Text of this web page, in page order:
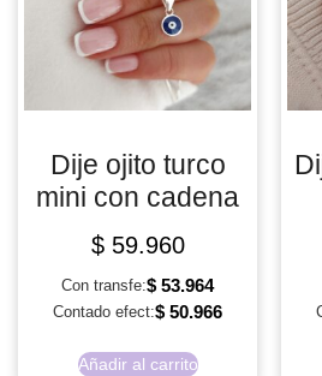
Dije ojito turco
mini con cadena
$59.960
Con transfe:$ 53.964
Contado efect:$ 50.966
Añadir al carrito